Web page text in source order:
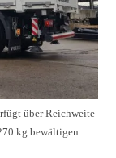
über Reichweite
kg bewältigen